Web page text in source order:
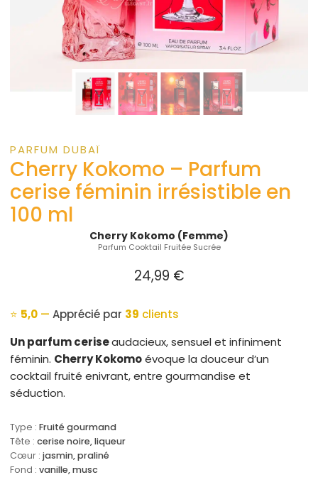
PARFUM DUBAÏ
Cherry Kokomo – Parfum
cerise féminin irrésistible en
100 ml
Cherry Kokomo (Femme)
Parfum Cooktail Fruitée Sucrée
24,99 €
⭐ 5,0— Apprécié par 39 clients
Un parfum ceriseaudacieux, sensuel et infiniment
féminin. Cherry Kokomoévoque la douceur d’un
cocktail fruité enivrant, entre gourmandise et
séduction.
Type : Fruité gourmand
Tête : cerise noire, liqueur
Cœur : jasmin, praliné
Fond : vanille, musc